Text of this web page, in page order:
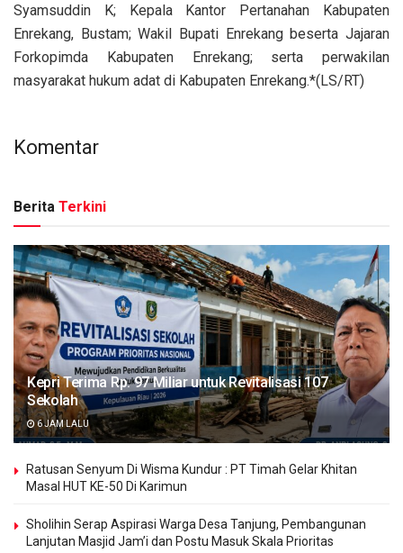
Syamsuddin K; Kepala Kantor Pertanahan Kabupaten
Enrekang, Bustam; Wakil Bupati Enrekang beserta Jajaran
Forkopimda Kabupaten Enrekang; serta perwakilan
masyarakat hukum adat di Kabupaten Enrekang.*(LS/RT)
Komentar
Berita Terkini
Kepri Terima Rp. 97 Miliar untuk Revitalisasi 107
Sekolah
6 JAM LALU
Ratusan Senyum Di Wisma Kundur : PT Timah Gelar Khitan
Masal HUT KE-50 Di Karimun
Sholihin Serap Aspirasi Warga Desa Tanjung, Pembangunan
Lanjutan Masjid Jam’i dan Postu Masuk Skala Prioritas